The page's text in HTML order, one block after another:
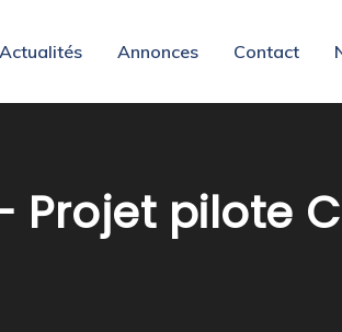
Actualités Annonces Contact
pilote